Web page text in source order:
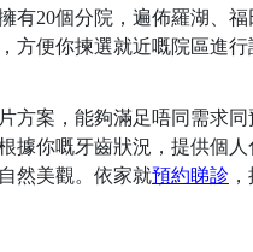
有20個分院，遍佈羅湖、福
方便你揀選就近嘅院區進行
方案，能夠滿足唔同需求同
據你嘅牙齒狀況，提供個人
然美觀。依家就預約睇診